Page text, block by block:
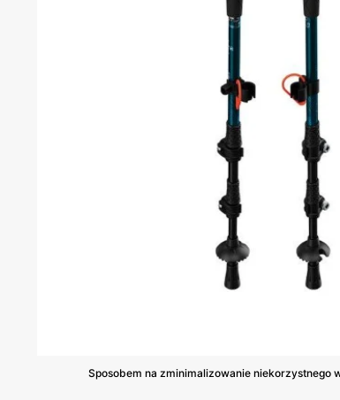
Sposobem na zminimalizowanie niekorzystnego